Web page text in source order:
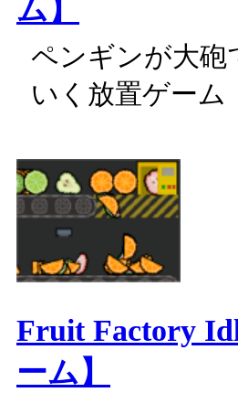
ム】
ペンギンが大砲
いく放置ゲーム
Fruit Factory
ーム】